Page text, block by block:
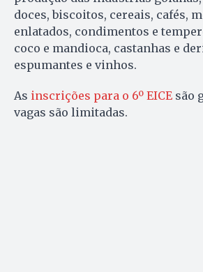
doces, biscoitos, cereais, cafés,
enlatados, condimentos e
coco e mandioca, castanhas e
espumantes e vinhos.
As inscrições para o 6º EICE são
vagas são limitadas.